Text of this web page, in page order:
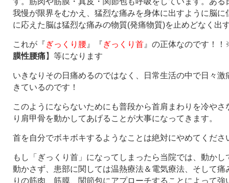
我慢が限界をむかえ、猛烈な痛みを身体に出すように脳に
に応えた脳は猛烈な痛みの物質(発痛物質)を止めどなく出
これが『ぎっくり腰 』『ぎっくり首 』の正体なのです！
膜性腰痛】等になります
いきなりその日痛めるのではなく、日常生活の中で日々激
きているのです！
このようにならないためにも普段から首肩まわりを冷やさ
り肩甲骨を動かしてあげることが大事になってきます。
首を自分でボキボキするようなことは絶対にやめてくださ
もし「ぎっくり首」になってしまったら当院では、動か
動かさず、患部に関しては温熱療法＆電気療法、そして痛
りの筋肉、筋膜、関節包にアプローチすることによって